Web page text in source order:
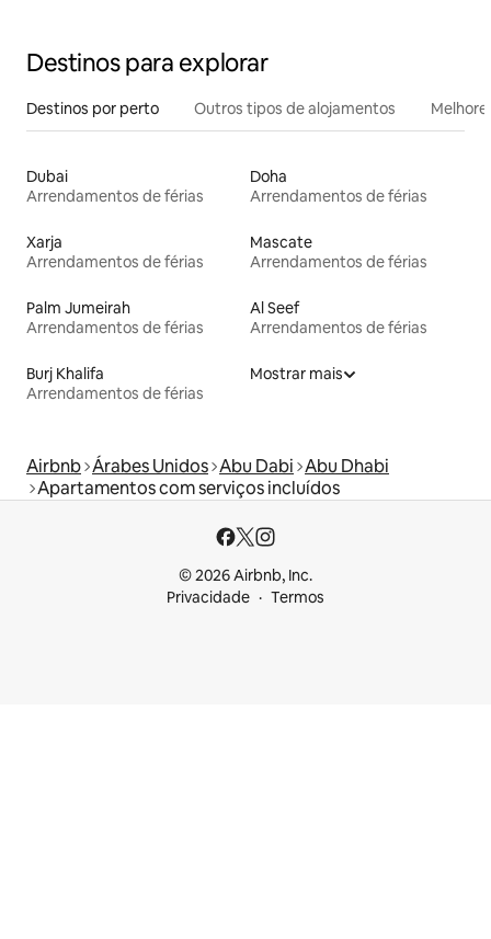
Destinos para explorar
Destinos por perto Outros tipos de alojamentos
Dubai
Arrendamentos de férias
Doha
Arrendamentos de férias
Xarja
Arrendamentos de férias
Mascate
Arrendamentos de férias
Palm Jumeirah
Arrendamentos de férias
Al Seef
Arrendamentos de férias
Burj Khalifa
Arrendamentos de férias
Mostrar mais
Airbnb Árabes Unidos Abu Dabi Abu Dhabi
Apartamentos com serviços incluídos
© 2026 Airbnb, Inc.
Privacidade
Termos